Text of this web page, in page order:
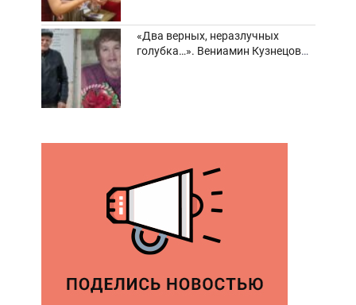
«Два верных, неразлучных
голубка…». Вениамин Кузнецов